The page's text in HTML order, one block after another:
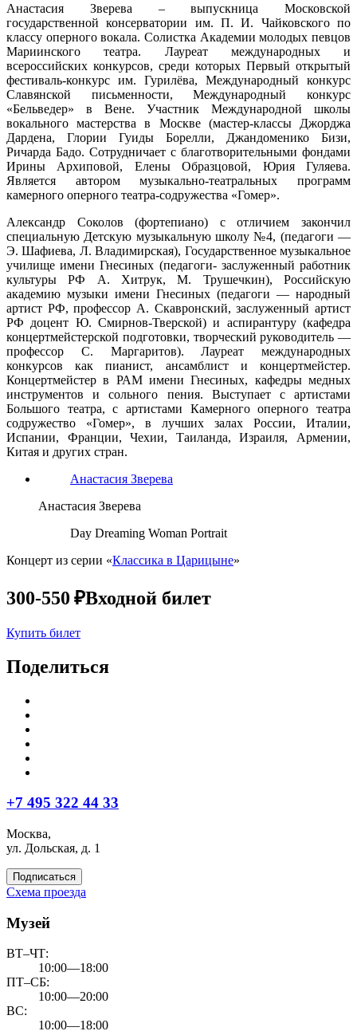
Анастасия Зверева – выпускница Московской
государственной консерватории им. П. И. Чайковского по
классу оперного вокала. Солистка Академии молодых певцов
Мариинского театра. Лауреат международных и
всероссийских конкурсов, среди которых Первый открытый
фестиваль-конкурс им. Гурилёва, Международный конкурс
Славянской письменности, Международный конкурс
«Бельведер» в Вене. Участник Международной школы
вокального мастерства в Москве (мастер-классы Джорджа
Дардена, Глории Гуиды Борелли, Джандоменико Бизи,
Ричарда Бадо. Сотрудничает с благотворительными фондами
Ирины Архиповой, Елены Образцовой, Юрия Гуляева.
Является автором музыкально-театральных программ
камерного оперного театра-содружества «Гомер».
Александр Соколов (фортепиано) с отличием закончил
специальную Детскую музыкальную школу №4, (педагоги —
Э. Шафиева, Л. Владимирская), Государственное музыкальное
училище имени Гнесиных (педагоги- заслуженный работник
культуры РФ А. Хитрук, М. Трушечкин), Российскую
академию музыки имени Гнесиных (педагоги — народный
артист РФ, профессор А. Скавронский, заслуженный артист
РФ доцент Ю. Смирнов-Тверской) и аспирантуру (кафедра
концертмейстерской подготовки, творческий руководитель —
профессор С. Маргаритов). Лауреат международных
конкурсов как пианист, ансамблист и концертмейстер.
Концертмейстер в РАМ имени Гнесиных, кафедры медных
инструментов и сольного пения. Выступает с артистами
Большого театра, с артистами Камерного оперного театра
содружество «Гомер», в лучших залах России, Италии,
Испании, Франции, Чехии, Таиланда, Израиля, Армении,
Китая и других стран.
Анастасия Зверева
Анастасия Зверева
Day Dreaming Woman Portrait
Концерт из серии «Классика в Царицыне»
300-550 ₽Входной билет
Купить билет
Поделиться
+7 495 322 44 33
Москва,
ул. Дольская, д. 1
Подписаться
Схема проезда
Музей
ВТ–ЧТ:
10:00—18:00
ПТ–СБ:
10:00—20:00
ВС:
10:00—18:00